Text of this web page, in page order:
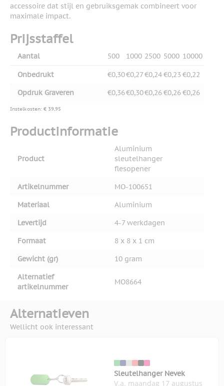
accessoire dat stijl en gebruiksgemak combineert voor
maximale impact.
Prijsstaffel
Aantal 500 1000 2500 5000 10000
Onbedrukt €0,30€0,27€0,24€0,23 €0,22
Opdruk Graveren
€0,36€0,30€0,26€0,26€0,26
Instelkosten: € 39,95
Productinformatie
Product
Aluminium
sleutelhanger
flesopener
Artikelnummer
MO-100651
Materiaal
Aluminium
Levertijd
4-7 werkdagen
Formaat
8 x 8 x 1 cm
Gewicht (gr)
10 gram
Alternatief
artikelnummer
MO8664
Alternatieven
Wellicht ook interessant
Sleutelhanger Nevek
V.a. maandag 17 augustus